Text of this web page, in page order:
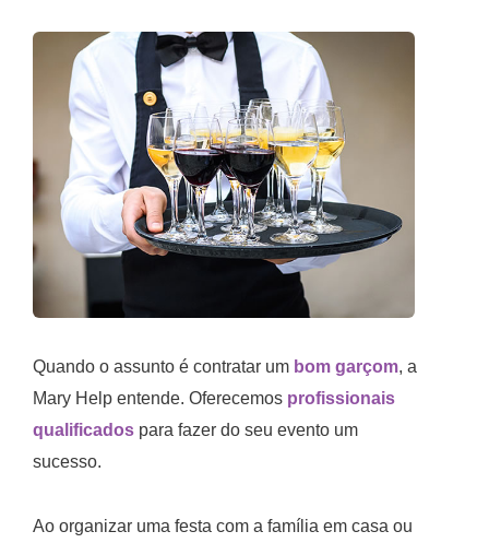
Quando o assunto é contratar um bom garçom, a
Mary Help entende. Oferecemos profissionais
qualificados para fazer do seu evento um
sucesso.
Ao organizar uma festa com a família em casa ou